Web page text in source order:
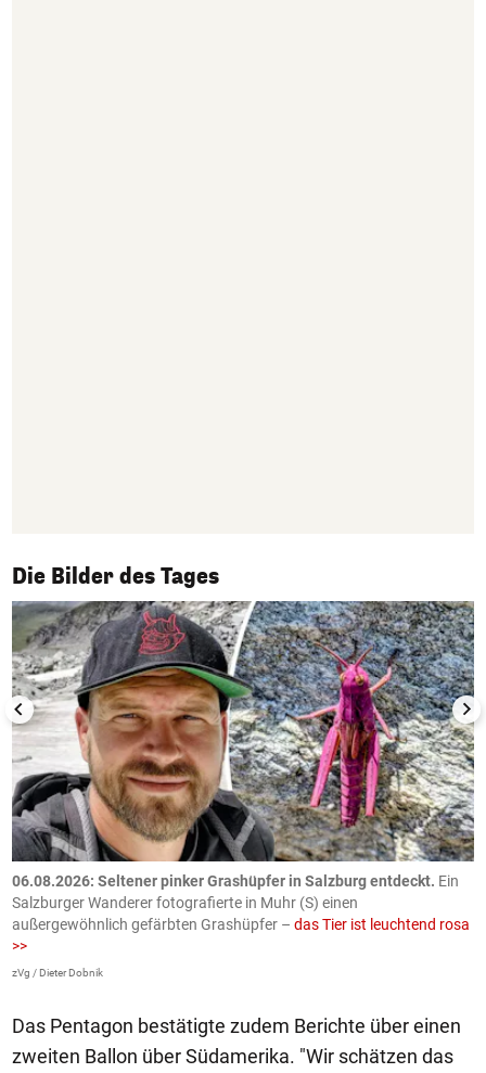
Die Bilder des Tages
1/50
06.08.2026: Seltener pinker Grashüpfer in Salzburg entdeckt. Ein
Salzburger Wanderer fotografierte in Muhr (S) einen
außergewöhnlich gefärbten Grashüpfer – das Tier ist leuchtend rosa
>>
zVg / Dieter Dobnik
Das Pentagon bestätigte zudem Berichte über einen
zweiten Ballon über Südamerika. "Wir schätzen das